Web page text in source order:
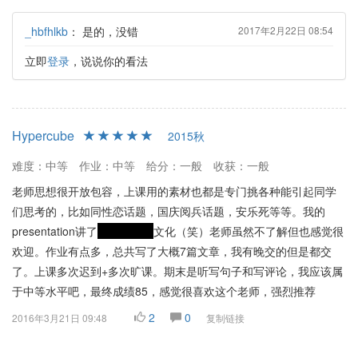
_hbfhlkb ： 是的，没错 2017年2月22日 08:54
立即登录 ，说说你的看法
Hypercube
2015秋
难度：中等
作业：中等 给分：一般
收获：一般
老师思想很开放包容，上课用的素材也都是专门挑各种能引起同学
们思考的，比如同性恋话题，国庆阅兵话题，安乐死等等。我的
presentation讲了
文化（笑）老师虽然不了解但也感觉很
欢迎。作业有点多，总共写了大概7篇文章，我有晚交的但是都交
了。上课多次迟到+多次旷课。期末是听写句子和写评论，我应该属
于中等水平吧，最终成绩85，感觉很喜欢这个老师，强烈推荐
2016年3月21日 09:48 2 0 复制链接